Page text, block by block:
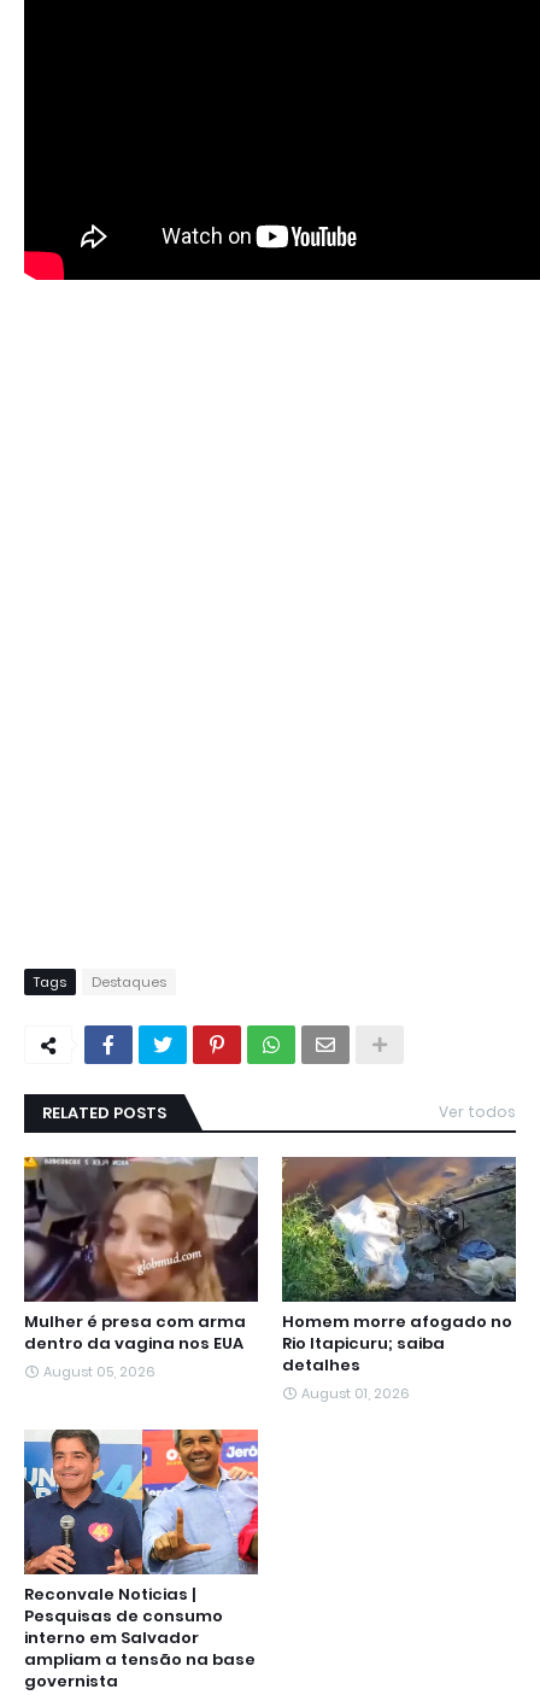
Tags Destaques
RELATED POSTS Ver todos
Mulher é presa com arma
dentro da vagina nos EUA
August 05, 2026
Homem morre afogado no
Rio Itapicuru; saiba
detalhes
August 01, 2026
Reconvale Noticias |
Pesquisas de consumo
interno em Salvador
ampliam a tensão na base
governista